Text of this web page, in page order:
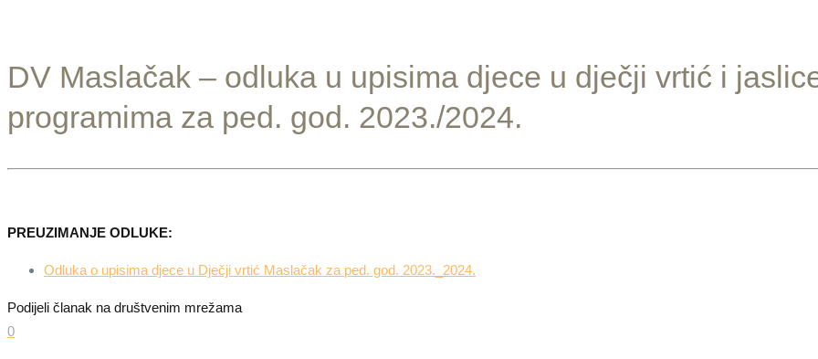
DV Maslačak – odluka u upisima djece u dječji vrtić i
programima za ped. god. 2023./2024.
PREUZIMANJE ODLUKE:
Odluka o upisima djece u Dječji vrtić Maslačak za ped. god. 2023._2024.
Podijeli članak na društvenim mrežama
0